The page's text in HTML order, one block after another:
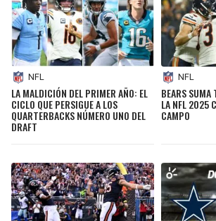
NFL
LA MALDICIÓN DEL PRIMER AÑO: EL
CICLO QUE PERSIGUE A LOS
QUARTERBACKS NÚMERO UNO DEL
DRAFT
NFL
BEARS SUMA
LA NFL 2025
CAMPO